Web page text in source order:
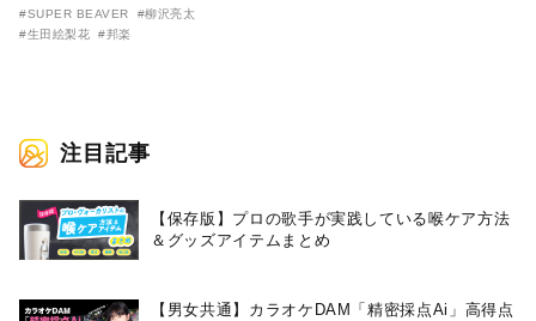
内容発表！柳沢亮太(SUPER
BEAVER)提供曲「だからね」も
#SUPER BEAVER
#柳沢亮太
#生田絵梨花
#邦楽
注目記事
【保存版】プロの歌手が実践している喉ケア⽅法
＆グッズアイテムまとめ
【男女共通】カラオケDAM「精密採点Ai」高得点